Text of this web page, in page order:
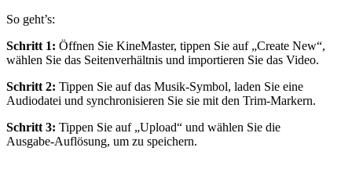
So geht’s:
Schritt 1: Öffnen Sie KineMaster, tippen Sie auf „Create New“,
wählen Sie das Seitenverhältnis und importieren Sie das Video.
Schritt 2: Tippen Sie auf das Musik‑Symbol, laden Sie eine
Audiodatei und synchronisieren Sie sie mit den Trim‑Markern.
Schritt 3: Tippen Sie auf „Upload“ und wählen Sie die
Ausgabe‑Auflösung, um zu speichern.